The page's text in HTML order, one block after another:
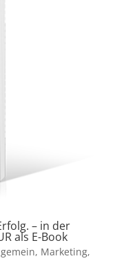
– in der
als E-Book
, Marketing,